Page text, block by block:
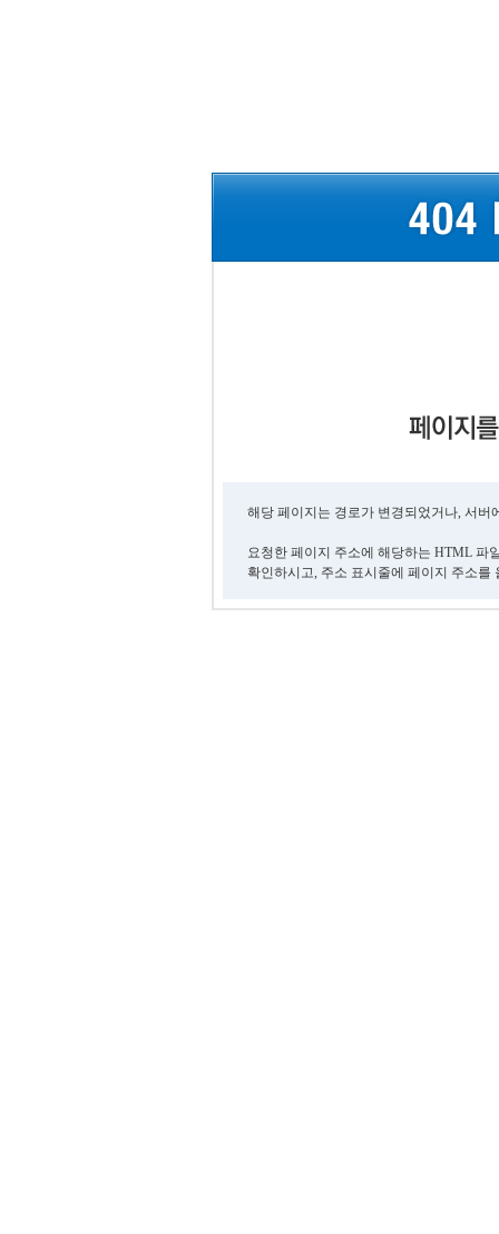
해당 페이지는 경로가 변경되었거나, 서
요청한 페이지 주소에 해당하는 HTML 파
확인하시고, 주소 표시줄에 페이지 주소